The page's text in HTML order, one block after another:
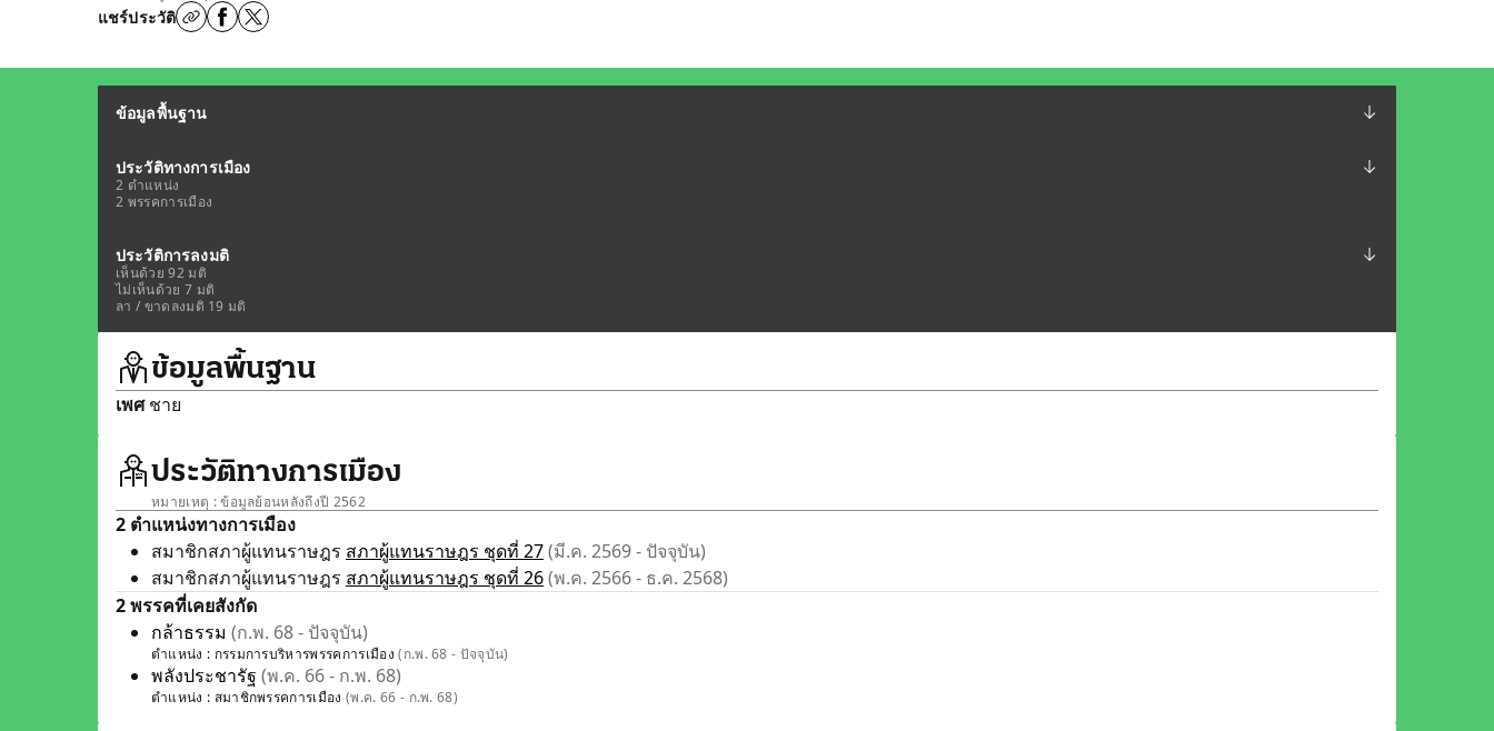
แชร์ประวัติ
ข้อมูลพื้นฐาน
ประวัติทางการเมือง
2 ตำแหน่ง
2 พรรคการเมือง
ประวัติการลงมติ
เห็นด้วย 92 มติ
ไม่เห็นด้วย 7 มติ
ลา / ขาดลงมติ 19 มติ
ข้อมูลพื้นฐาน
เพศชาย
ประวัติทางการเมือง
หมายเหตุ : ข้อมูลย้อนหลังถึงปี 2562
2 ตำแหน่งทางการเมือง
สมาชิกสภาผู้แทนราษฎร สภาผู้แทนราษฎร ชุดที่ 27(มี.ค. 2569 - ปัจจุบัน)
สมาชิกสภาผู้แทนราษฎร สภาผู้แทนราษฎร ชุดที่ 26(พ.ค. 2566 - ธ.ค. 2568)
2 พรรคที่เคยสังกัด
กล้าธรรม (ก.พ. 68 - ปัจจุบัน)
ตำแหน่ง : กรรมการบริหารพรรคการเมือง(ก.พ. 68 - ปัจจุบัน)
พลังประชารัฐ (พ.ค. 66 - ก.พ. 68)
ตำแหน่ง : สมาชิกพรรคการเมือง(พ.ค. 66 - ก.พ. 68)